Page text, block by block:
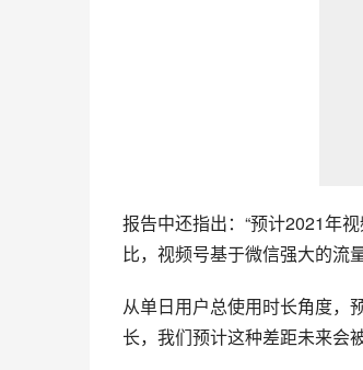
报告中还指出：“预计2021年
比，视频号基于微信强大的流
从单日用户总使用时长角度，
长，我们预计这种差距未来会